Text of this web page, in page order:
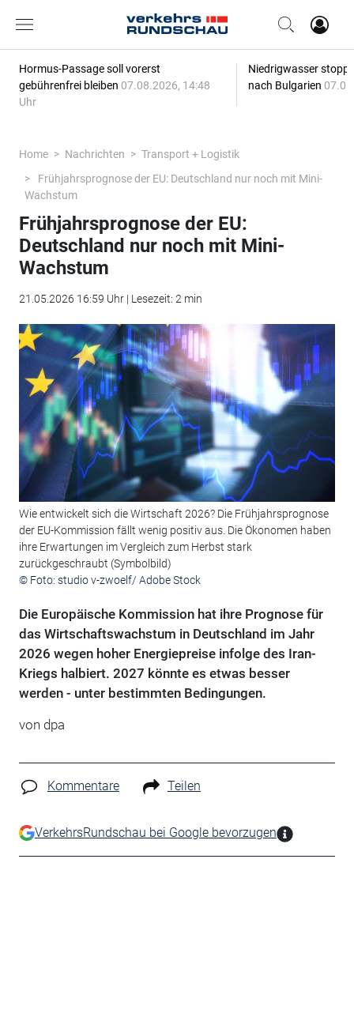
Hormus-Passage soll vorerst
gebührenfrei bleiben 07.08.2026, 14:48
Uhr
Niedrigwasser
nach Bulgarien
Home Nachrichten
Transport + Logistik
Frühjahrsprognose der EU: Deutschland nur noch mit Mini-
Wachstum
Frühjahrsprognose der EU:
Deutschland nur noch mit Mini-
Wachstum
21.05.2026 16:59 Uhr | Lesezeit: 2 min
Wie entwickelt sich die Wirtschaft 2026? Die Frühjahrsprognose
der EU-Kommission fällt wenig positiv aus. Die Ökonomen haben
ihre Erwartungen im Vergleich zum Herbst stark
zurückgeschraubt (Symbolbild)
© Foto: studio v-zwoelf/ Adobe Stock
Die Europäische Kommission hat ihre Prognose für
das Wirtschaftswachstum in Deutschland im Jahr
2026 wegen hoher Energiepreise infolge des Iran-
Kriegs halbiert. 2027 könnte es etwas besser
werden - unter bestimmten Bedingungen.
von dpa
Kommentare Teilen
VerkehrsRundschau bei Google bevorzugen